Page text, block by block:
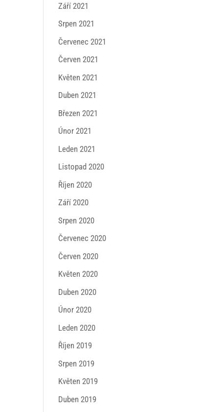
Září 2021
Srpen 2021
Červenec 2021
Červen 2021
Květen 2021
Duben 2021
Březen 2021
Únor 2021
Leden 2021
Listopad 2020
Říjen 2020
Září 2020
Srpen 2020
Červenec 2020
Červen 2020
Květen 2020
Duben 2020
Únor 2020
Leden 2020
Říjen 2019
Srpen 2019
Květen 2019
Duben 2019